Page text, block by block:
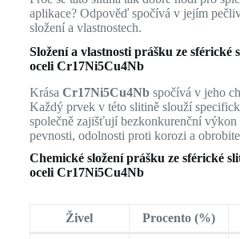
aplikace? Odpověď spočívá v jejím
složení a vlastnostech.
Složení a vlastnosti prášku ze sférické
oceli Cr17Ni5Cu4Nb
Krása Cr17Ni5Cu4Nbspočívá v jeho
Každý prvek v této slitině slouží
společně zajišťují bezkonkurenční výkon
pevnosti, odolnosti proti korozi a
Chemické složení prášku ze sférické
oceli Cr17Ni5Cu4Nb
Živel Procento (%)